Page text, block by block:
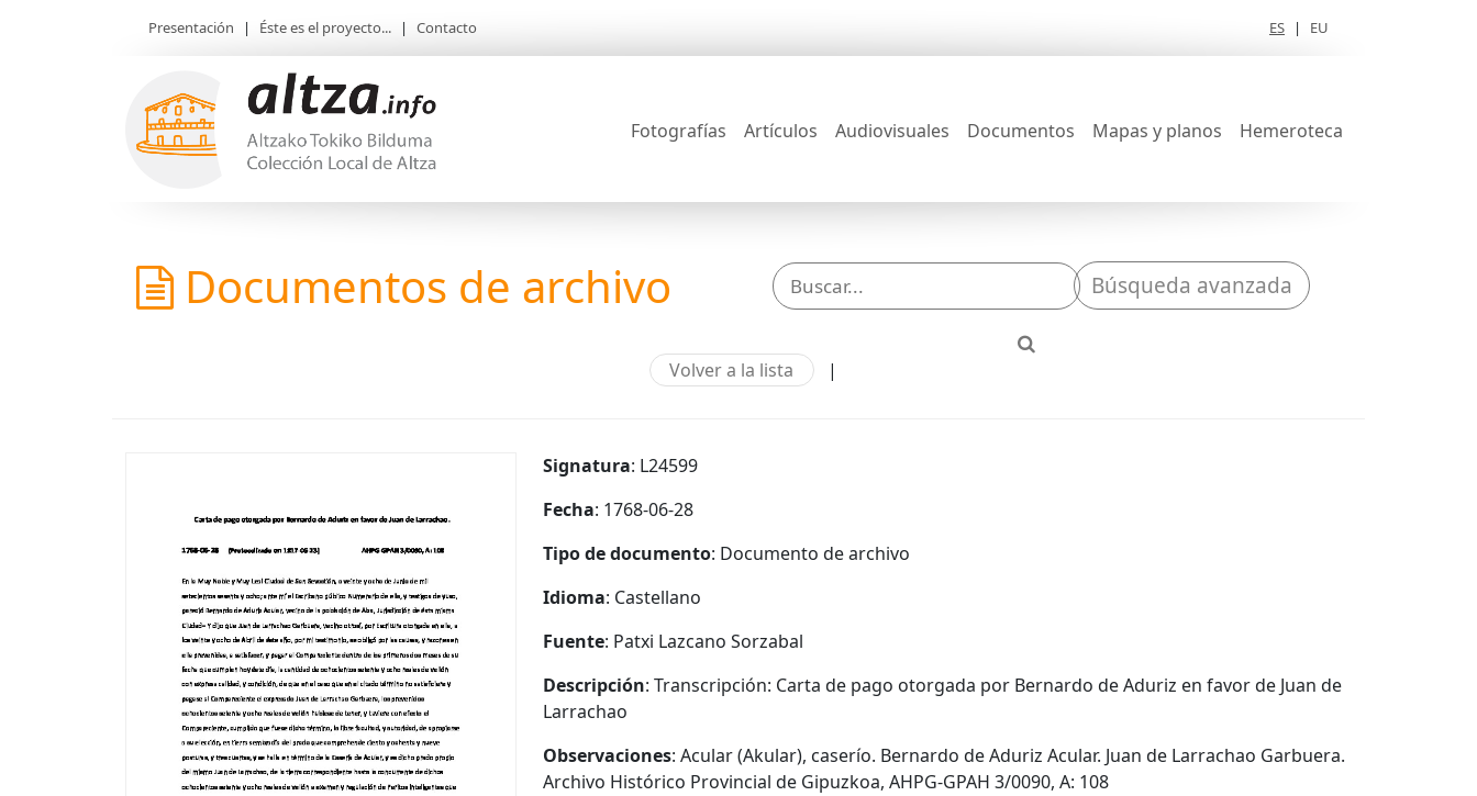
Presentación | Éste es el proyecto... | Contacto ES | EU
Fotografías Artículos Audiovisuales Documentos Mapas y planos Hemeroteca
Documentos de archivo Búsqueda avanzada
Volver a la lista |
Signatura: L24599
Fecha: 1768-06-28
Tipo de documento: Documento de archivo
Idioma: Castellano
Fuente: Patxi Lazcano Sorzabal
Descripción: Transcripción: Carta de pago otorgada por Bernardo de Aduriz en favor de Juan de
Larrachao
Observaciones: Acular (Akular), caserío. Bernardo de Aduriz Acular. Juan de Larrachao Garbuera.
Archivo Histórico Provincial de Gipuzkoa, AHPG-GPAH 3/0090, A: 108